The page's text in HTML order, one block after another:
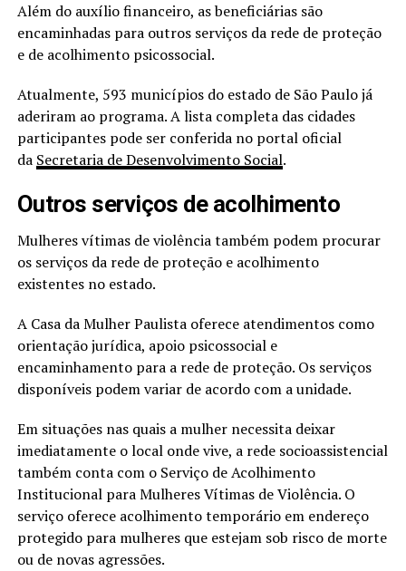
Além do auxílio financeiro, as beneficiárias são
encaminhadas para outros serviços da rede de proteção
e de acolhimento psicossocial.
Atualmente, 593 municípios do estado de São Paulo já
aderiram ao programa. A lista completa das cidades
participantes pode ser conferida no portal oficial
da Secretaria de Desenvolvimento Social.
Outros serviços de acolhimento
Mulheres vítimas de violência também podem procurar
os serviços da rede de proteção e acolhimento
existentes no estado.
A Casa da Mulher Paulista oferece atendimentos como
orientação jurídica, apoio psicossocial e
encaminhamento para a rede de proteção. Os serviços
disponíveis podem variar de acordo com a unidade.
Em situações nas quais a mulher necessita deixar
imediatamente o local onde vive, a rede socioassistencial
também conta com o Serviço de Acolhimento
Institucional para Mulheres Vítimas de Violência. O
serviço oferece acolhimento temporário em endereço
protegido para mulheres que estejam sob risco de morte
ou de novas agressões.